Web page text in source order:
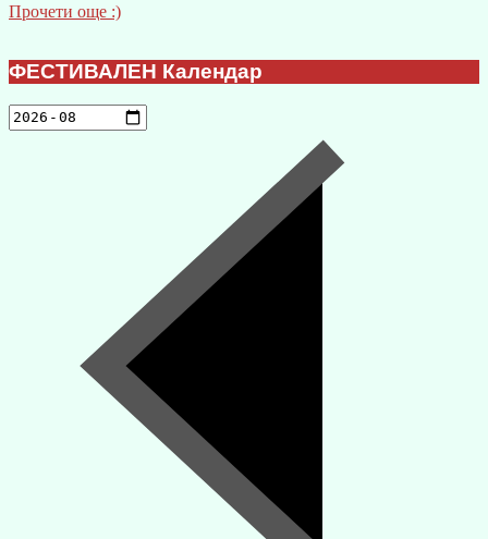
Прочети още :)
ФЕСТИВАЛЕН Календар